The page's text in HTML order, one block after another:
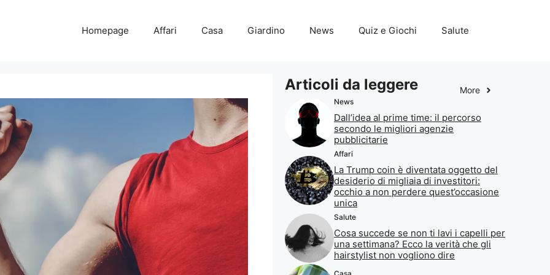
Homepage Affari Casa Giardino News Quiz e Giochi Salute
Articoli da leggere More
News
Dall’idea al prime time: il percorso
secondo le migliori agenzie
pubblicitarie
Affari
La Trump coin è diventata oggetto del
desiderio di migliaia di investitori:
occhio a non perdere quest’occasione
unica
Salute
Cosa succede se non ti lavi i capelli per
una settimana? Ecco la verità che gli
hairstylist non vogliono dire
Casa